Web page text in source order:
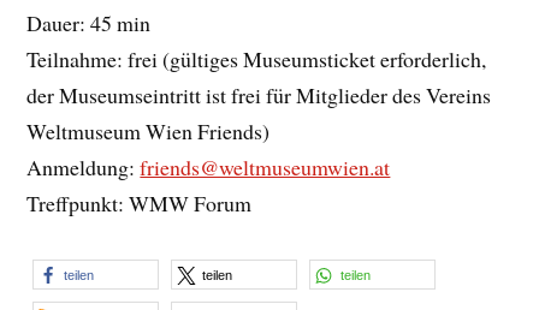
Dauer: 45 min
Teilnahme: frei (gültiges Museumsticket erforderlich,
der Museumseintritt ist frei für Mitglieder des Vereins
Weltmuseum Wien Friends)
Anmeldung:friends@weltmuseumwien.at
Treffpunkt: WMW Forum
teilen teilen teilen